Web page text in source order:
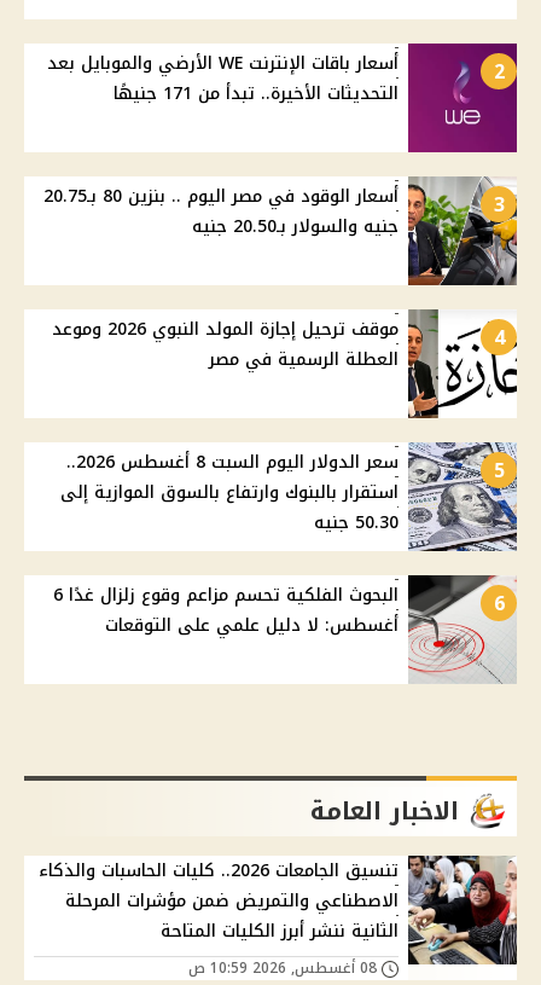
2
أسعار باقات الإنترنت WE الأرضي والموبايل بعد
التحديثات الأخيرة.. تبدأ من 171 جنيهًا
3
أسعار الوقود في مصر اليوم .. بنزين 80 بـ20.75
جنيه والسولار بـ20.50 جنيه
4
موقف ترحيل إجازة المولد النبوي 2026 وموعد
العطلة الرسمية في مصر
5
سعر الدولار اليوم السبت 8 أغسطس 2026..
استقرار بالبنوك وارتفاع بالسوق الموازية إلى
50.30 جنيه
6
البحوث الفلكية تحسم مزاعم وقوع زلزال غدًا 6
أغسطس: لا دليل علمي على التوقعات
الاخبار العامة
تنسيق الجامعات 2026.. كليات الحاسبات والذكاء
الاصطناعي والتمريض ضمن مؤشرات المرحلة
الثانية ننشر أبرز الكليات المتاحة